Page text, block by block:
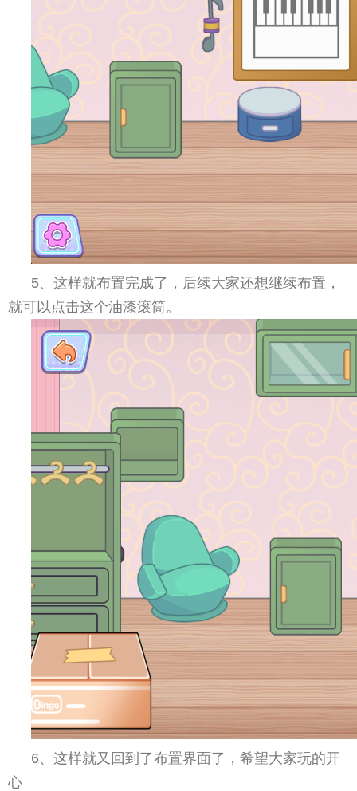
5、这样就布置完成了，后续大家还想继续布置，
就可以点击这个油漆滚筒。
6、这样就又回到了布置界面了，希望大家玩的开
心